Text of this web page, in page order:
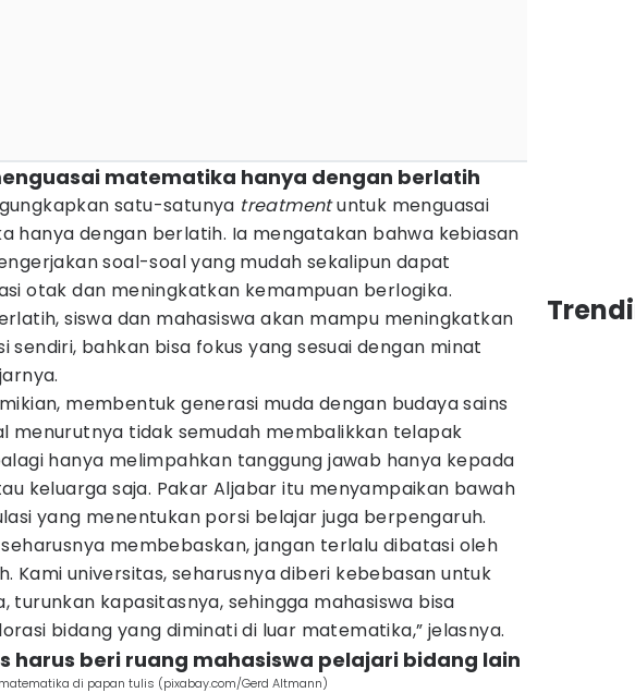
matematika hanya dengan berlatih
satu-satunya treatmentuntuk menguasai
hanya dengan berlatih. Ia mengatakan bahwa kebiasan
soal-soal yang mudah sekalipun dapat
otak dan meningkatkan kemampuan berlogika.
siswa dan mahasiswa akan mampu meningkatkan
sendiri, bahkan bisa fokus yang sesuai dengan minat
membentuk generasi muda dengan budaya sains
menurutnya tidak semudah membalikkan telapak
hanya melimpahkan tanggung jawab hanya kepada
keluarga saja. Pakar Aljabar itu menyampaikan bawah
yang menentukan porsi belajar juga berpengaruh.
seharusnya membebaskan, jangan terlalu dibatasi oleh
Kami universitas, seharusnya diberi kebebasan untuk
turunkan kapasitasnya, sehingga mahasiswa bisa
bidang yang diminati di luar matematika,” jelasnya.
harus beri ruang mahasiswa pelajari bidang lain
di papan tulis (pixabay.com/Gerd Altmann)